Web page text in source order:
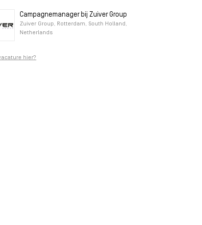
Campagnemanager bij Zuiver Group
Zuiver Group, Rotterdam, South Holland,
Netherlands
hier?